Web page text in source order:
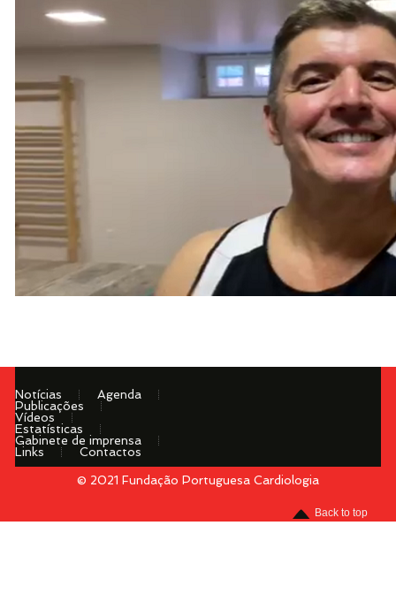
Notícias
Agenda
Publicações
Vídeos
Estatísticas
Gabinete de imprensa
Links
Contactos
© 2021 Fundação Portuguesa Cardiologia
Back to top